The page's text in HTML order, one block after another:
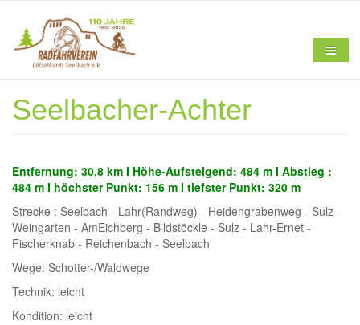
Verein
Aktuelles
Seelbacher-Achter
Entfernung: 30,8 km I Höhe-Aufsteigend: 484 m I Abstieg :
484 m I höchster Punkt: 156 m I tiefster Punkt: 320 m
Strecke : Seelbach - Lahr(Randweg) - Heidengrabenweg - Sulz-
Weingarten - AmEichberg - Bildstöckle - Sulz - Lahr-Ernet -
Fischerknab - Reichenbach - Seelbach
Wege: Schotter-/Waldwege
Technik: leicht
Kondition: leicht